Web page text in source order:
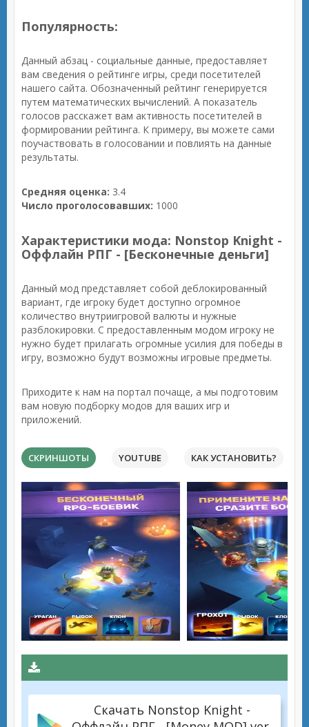
Популярность:
Данный абзац - социальные данные, предоставляет
вам сведения о рейтинге игры, среди посетителей
нашего сайта. Обозначенный рейтинг генерируется
путем математических вычислений. А показатель
голосов расскажет вам активность посетителей в
формировании рейтинга. К примеру, вы можете сами
поучаствовать в голосовании и повлиять на данные
результаты.
Средняя оценка: 3.4
Число проголосовавших: 1000
Характеристики мода: Nonstop Knight -
Оффлайн РПГ - [Бесконечные деньги]
Данный мод представляет собой деблокированный
вариант, где игроку будет доступно огромное
количество внутриигровой валюты и нужные
разблокировки. С предоставленным модом игроку не
нужно будет прилагать огромные усилия для победы в
игру, возможно будут возможны игровые предметы.
Приходите к нам на портал почаще, а мы подготовим
вам новую подборку модов для ваших игр и
приложений.
СКРИНШОТЫ YOUTUBE КАК УСТАНОВИТЬ?
Скачать Nonstop Knight -